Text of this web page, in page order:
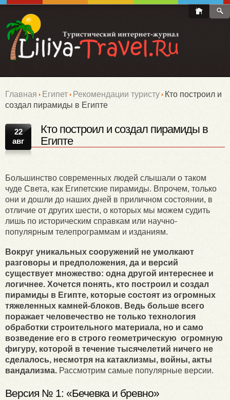
Главная Египет Рекомендации туристу
Кто построил и
создал пирамиды в Египте
22
авг
Кто построил и создал пирамиды в
Египте
Большинство современных людей слышали о таком
чуде Света, как Египетские пирамиды. Впрочем, только
они и дошли до наших дней в приличном состоянии, в
отличие от других шести, о которых мы можем судить
лишь по историческим справкам или научно-
популярным телепрограммам и изданиям.
Вокруг уникальных сооружений не умолкают
разговоры и предположения, да и версий
существует множество: одна другой интереснее и
логичнее. Хочется понять, кто построил и создал
пирамиды в Египте, которые состоят из огромных
тяжеленных камней-блоков. Ведь больше всего
поражает человечество не только технология
обработки строительного материала, но и само
возведение его в строго геометрическую огромную
фигуру, которой в течение тысячелетий ничего не
сделалось, несмотря на катаклизмы, войны, акты
вандализма. Рассмотрим самые популярные версии.
Версия № 1: «Бечевка и бревно»